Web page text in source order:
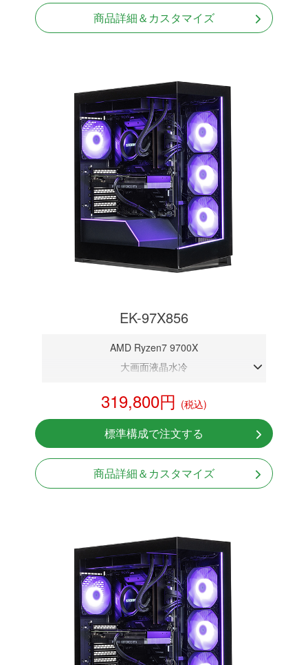
850W GOLD 電源
商品詳細＆カスタマイズ
EK-97X856
AMD Ryzen7 9700X
大画面液晶水冷
RTX 5060 8GB
NVMeSSD 1TB
無線LAN Bluetooth対応
850W GOLD 電源
319,800円 (税込)
標準構成で注文する
商品詳細＆カスタマイズ